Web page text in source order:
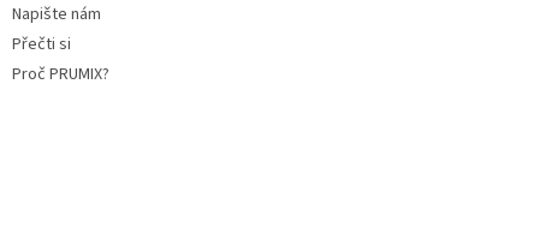
Napište nám
Přečti si
Proč PRUMIX?